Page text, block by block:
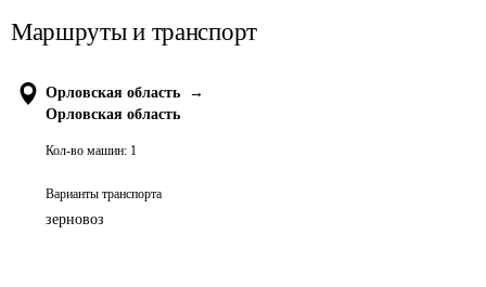
Маршруты и транспорт
Орловская область
→
Орловская область
Кол-во машин: 1
Варианты транспорта
зерновоз